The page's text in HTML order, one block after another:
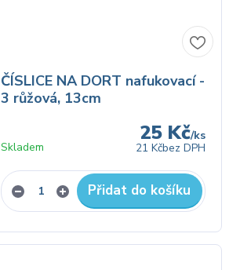
ČÍSLICE NA DORT nafukovací -
3 růžová, 13cm
25 Kč/ks
21 Kčbez DPH
Skladem
Přidat do košíku